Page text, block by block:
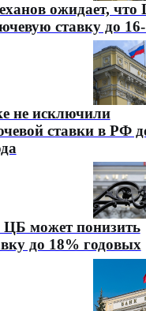
ожидает, что
ставку до
не исключили
ставки в РФ
может понизить
до 18% годовых